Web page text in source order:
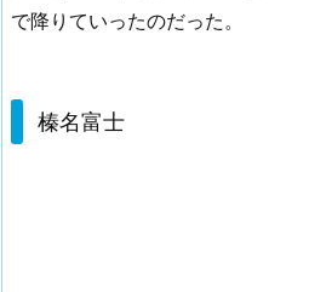
で降りていったのだった。
榛名富士